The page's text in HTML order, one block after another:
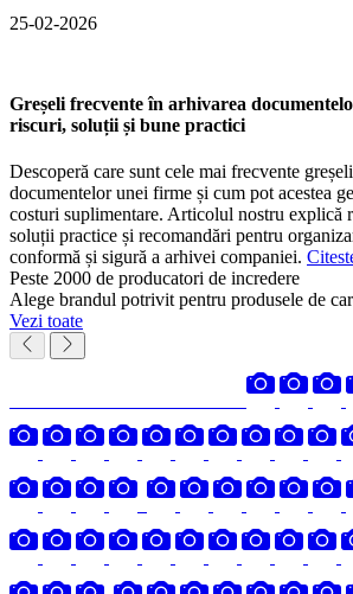
25-02-2026
Greșeli frecvente în arhivarea
riscuri, soluții și bune practici
Descoperă care sunt cele mai frecvente
documentelor unei firme și cum pot acestea
costuri suplimentare. Articolul nostru explică
soluții practice și recomandări pentru
conformă și sigură a arhivei companiei.
Peste 2000 de producatori de incredere
Alege brandul potrivit pentru produsele de
Vezi toate